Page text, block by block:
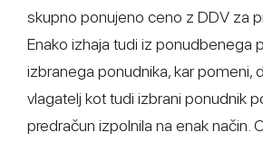
skupno ponujeno ceno z DDV za
Enako izhaja tudi iz ponudbenega
izbranega ponudnika, kar pomeni,
vlagatelj kot tudi izbrani ponudnik
predračun izpolnila na enak način.